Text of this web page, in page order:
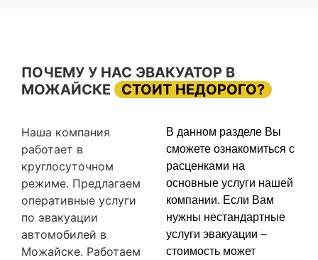
ПОЧЕМУ У НАС ЭВАКУАТОР В
МОЖАЙСКЕ
СТОИТ НЕДОРОГО?
Наша компания
работает в
круглосуточном
режиме. Предлагаем
оперативные услуги
по эвакуации
автомобилей в
Можайске. Работаем
В данном разделе Вы
сможете ознакомиться с
расценками на
основные услуги нашей
компании. Если Вам
нужны нестандартные
услуги эвакуации –
стоимость может